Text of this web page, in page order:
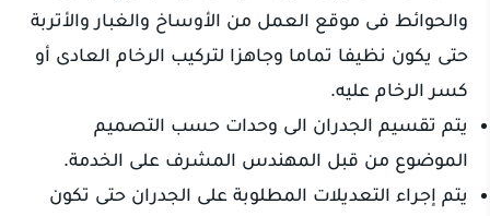
والحوائط فى موقع العمل من الأوساخ والغبار والأتربة
حتى يكون نظيفا تماما وجاهزا لتركيب الرخام العادى أو
كسر الرخام عليه.
يتم تقسيم الجدران الى وحدات حسب التصميم
الموضوع من قبل المهندس المشرف على الخدمة.
يتم إجراء التعديلات المطلوبة على الجدران حتى تكون